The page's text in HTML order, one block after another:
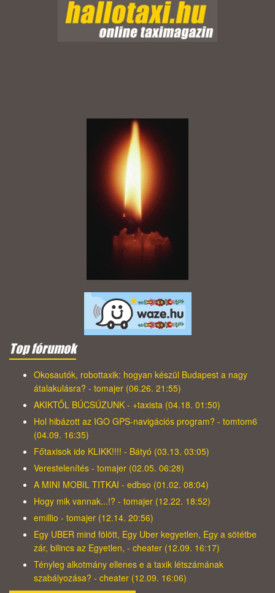
Top fórumok
Okosautók, robottaxik: hogyan készül Budapest a nagy
átalakulásra? - tomajer (06.26. 21:55)
AKIKTŐL BÚCSÚZUNK - +taxista (04.18. 01:50)
Hol hibázott az IGO GPS-navigációs program? - tomtom6
(04.09. 16:35)
Főtaxisok ide KLIKK!!!! - Bátyó (03.13. 03:05)
Verestelenítés - tomajer (02.05. 06:28)
A MINI MOBIL TITKAI - edbso (01.02. 08:04)
Hogy mik vannak...!? - tomajer (12.22. 18:52)
emillio - tomajer (12.14. 20:56)
Egy UBER mind fölött, Egy Uber kegyetlen, Egy a sötétbe
zár, bilincs az Egyetlen, - cheater (12.09. 16:17)
Tényleg alkotmány ellenes e a taxik létszámának
szabályozása? - cheater (12.09. 16:06)